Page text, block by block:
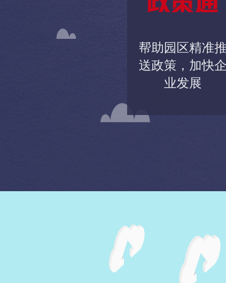
帮助园区精准
送政策，加快
业发展